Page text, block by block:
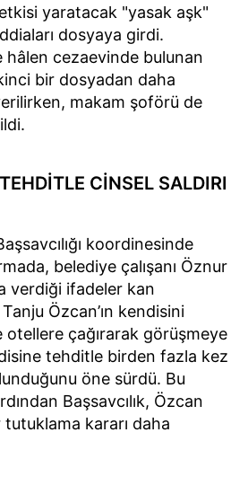
yaratacak "yasak aşk"
dosyaya girdi.
hâlen cezaevinde bulunan
bir dosyadan daha
makam şoförü de
CİNSEL SALDIRI
koordinesinde
belediye çalışanı Öznur
verdiği ifadeler kan
Özcan’ın kendisini
çağırarak görüşmeye
tehditle birden fazla kez
öne sürdü. Bu
Başsavcılık, Özcan
kararı daha